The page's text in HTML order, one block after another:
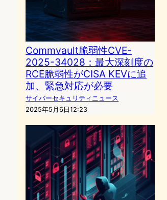
Commvault脆弱性CVE-
2025-34028：最大深刻度の
RCE脆弱性がCISA KEVに追
加、緊急対応が必要
サイバーセキュリティニュース
2025年5月6日12:23